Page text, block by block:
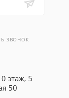
ЗВОНОК
этаж, 5
50